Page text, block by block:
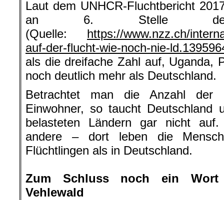
Laut dem UNHCR-Fluchtbericht
an 6. Stelle der
(Quelle: https://www.nzz.ch/
auf-der-flucht-wie-noch-nie-
als die dreifache Zahl auf, Uganda,
noch deutlich mehr als Deutschland.
Betrachtet man die Anzahl der
Einwohner, so taucht Deutschland
belasteten Ländern gar nicht
andere – dort leben die
Flüchtlingen als in Deutschland.
Zum Schluss noch ein Wort
Vehlewald